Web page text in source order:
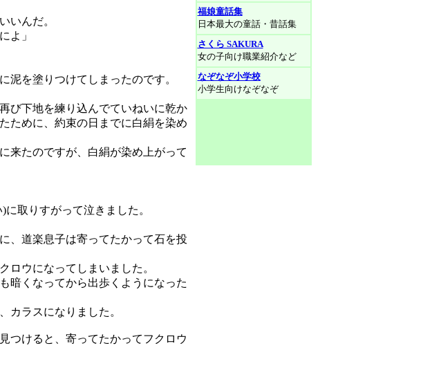
いんだ。
よ」
を塗りつけてしまったのです。
び下地を練り込んでていねいに乾か
ために、約束の日までに白絹を染め
来たのですが、白絹が染め上がって
取りすがって泣きました。
、道楽息子は寄ってたかって石を投
ウになってしまいました。
暗くなってから出歩くようになった
ラスになりました。
つけると、寄ってたかってフクロウ
福娘童話集
日本最大の童話・昔話集
さくら SAKURA
女の子向け職業紹介など
なぞなぞ小学校
小学生向けなぞなぞ